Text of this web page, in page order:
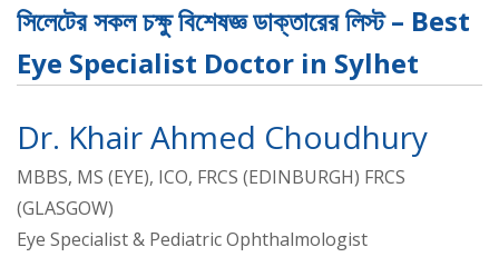
সিলেটের সকল চক্ষু বিশেষজ্ঞ ডাক্তারের লিস্ট – Best
Eye Specialist Doctor in Sylhet
Dr. Khair Ahmed Choudhury
MBBS, MS (EYE), ICO, FRCS (EDINBURGH) FRCS
(GLASGOW)
Eye Specialist & Pediatric Ophthalmologist